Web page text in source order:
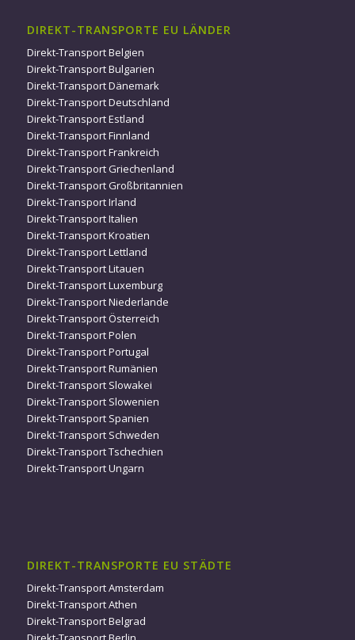
DIREKT-TRANSPORTE EU LÄNDER
Direkt-Transport Belgien
Direkt-Transport Bulgarien
Direkt-Transport Dänemark
Direkt-Transport Deutschland
Direkt-Transport Estland
Direkt-Transport Finnland
Direkt-Transport Frankreich
Direkt-Transport Griechenland
Direkt-Transport Großbritannien
Direkt-Transport Irland
Direkt-Transport Italien
Direkt-Transport Kroatien
Direkt-Transport Lettland
Direkt-Transport Litauen
Direkt-Transport Luxemburg
Direkt-Transport Niederlande
Direkt-Transport Österreich
Direkt-Transport Polen
Direkt-Transport Portugal
Direkt-Transport Rumänien
Direkt-Transport Slowakei
Direkt-Transport Slowenien
Direkt-Transport Spanien
Direkt-Transport Schweden
Direkt-Transport Tschechien
Direkt-Transport Ungarn
DIREKT-TRANSPORTE EU STÄDTE
Direkt-Transport Amsterdam
Direkt-Transport Athen
Direkt-Transport Belgrad